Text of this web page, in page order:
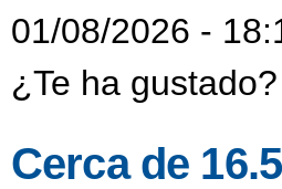
01/08/2026 -
¿Te ha
Cerca de